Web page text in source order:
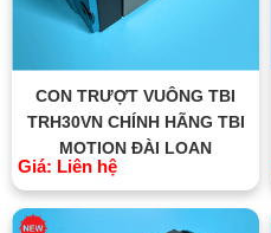
CON TRƯỢT VUÔNG TBI
TRH30VN CHÍNH HÃNG TBI
MOTION ĐÀI LOAN
Giá: Liên hệ